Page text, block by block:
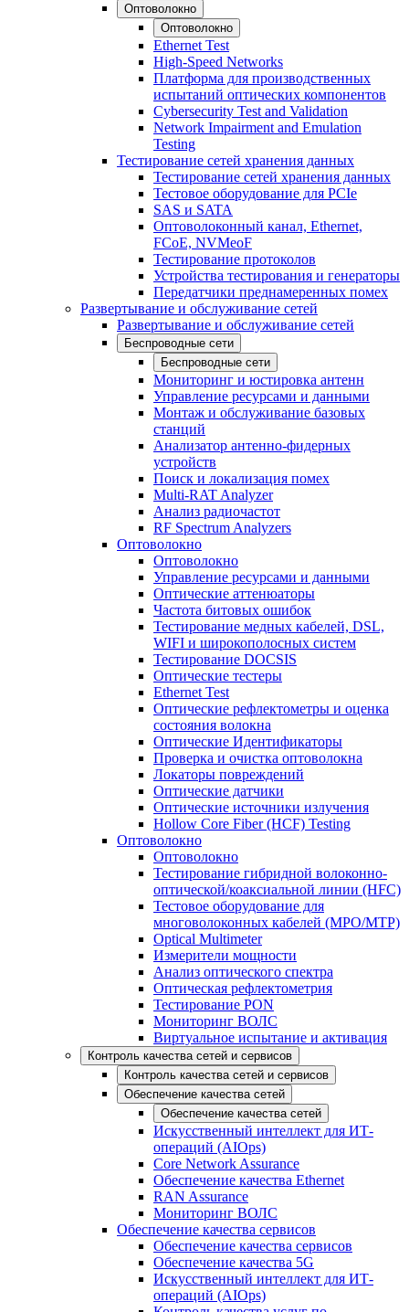
Оптоволокно
Оптоволокно
Ethernet Test
High-Speed Networks
Платформа для производственных
испытаний оптических компонентов
Cybersecurity Test and Validation
Network Impairment and Emulation
Testing
Тестирование сетей хранения данных
Тестирование сетей хранения данных
Тестовое оборудование для PCIe
SAS и SATA
Оптоволоконный канал, Ethernet,
FCoE, NVMeoF
Тестирование протоколов
Устройства тестирования и генераторы
Передатчики преднамеренных помех
Развертывание и обслуживание сетей
Развертывание и обслуживание сетей
Беспроводные сети
Беспроводные сети
Мониторинг и юстировка антенн
Управление ресурсами и данными
Монтаж и обслуживание базовых
станций
Анализатор антенно-фидерных
устройств
Поиск и локализация помех
Multi-RAT Analyzer
Анализ радиочастот
RF Spectrum Analyzers
Оптоволокно
Оптоволокно
Управление ресурсами и данными
Оптические aттенюаторы
Частота битовых ошибок
Тестирование медных кабелей, DSL,
WIFI и широкополосных систем
Тестирование DOCSIS
Оптические тестеры
Ethernet Test
Оптические рефлектометры и оценка
состояния волокна
Оптические Идентификаторы
Проверка и очистка оптоволокна
Локаторы повреждений
Оптические датчики
Оптические источники излучения
Hollow Core Fiber (HCF) Testing
Оптоволокно
Оптоволокно
Тестирование гибридной волоконно-
оптической/коаксиальной линии (HFC)
Тестовое оборудование для
многоволоконных кабелей (MPO/MTP)
Optical Multimeter
Измерители мощности
Анализ оптического спектра
Оптическая рефлектометрия
Тестирование PON
Мониторинг ВОЛС
Виртуальное испытание и активация
Контроль качества сетей и сервисов
Контроль качества сетей и сервисов
Обеспечение качества сетей
Обеспечение качества сетей
Искусственный интеллект для ИТ-
операций (AIOps)
Core Network Assurance
Обеспечение качества Ethernet
RAN Assurance
Мониторинг ВОЛС
Обеспечение качества сервисов
Обеспечение качества сервисов
Обеспечение качества 5G
Искусственный интеллект для ИТ-
операций (AIOps)